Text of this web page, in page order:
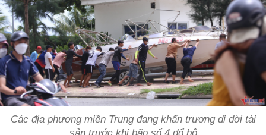
Các địa phương miền Trung đang khẩn trương di dời tài
sản trước khi bão số 4 đổ bộ